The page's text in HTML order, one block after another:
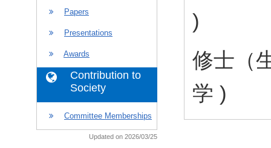
Papers
Presentations
Awards
Contribution to
Society
Committee Memberships
Updated on 2026/03/25
)
修士（
学 )